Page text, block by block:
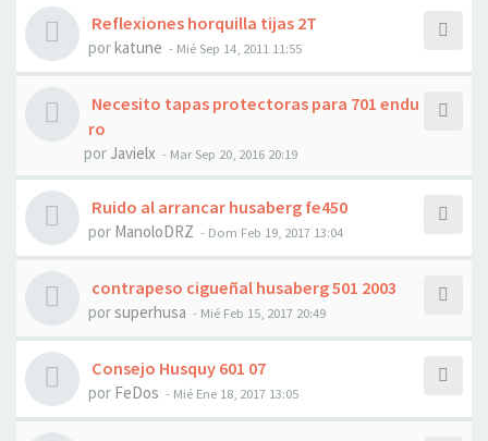
Reflexiones horquilla tijas 2T
porkatune - Mié Sep 14, 2011 11:55
Necesito tapas protectoras para 701 endu
ro
por Javielx - Mar Sep 20, 2016 20:19
Ruido al arrancar husaberg fe450
por ManoloDRZ - Dom Feb 19, 2017 13:04
contrapeso cigueñal husaberg 501 2003
porsuperhusa - Mié Feb 15, 2017 20:49
Consejo Husquy 601 07
por FeDos - Mié Ene 18, 2017 13:05